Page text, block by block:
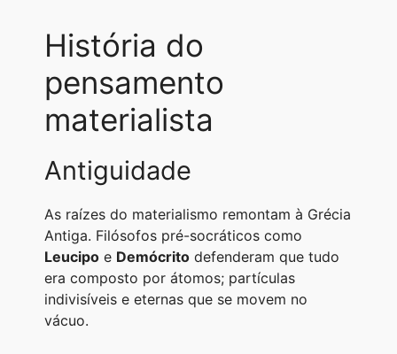
História do
pensamento
materialista
Antiguidade
As raízes do materialismo remontam à Grécia
Antiga. Filósofos pré-socráticos como
Leucipo e Demócrito defenderam que tudo
era composto por átomos; partículas
indivisíveis e eternas que se movem no
vácuo.